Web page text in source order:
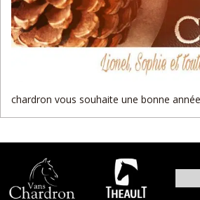
chardron vous souhaite une bonne